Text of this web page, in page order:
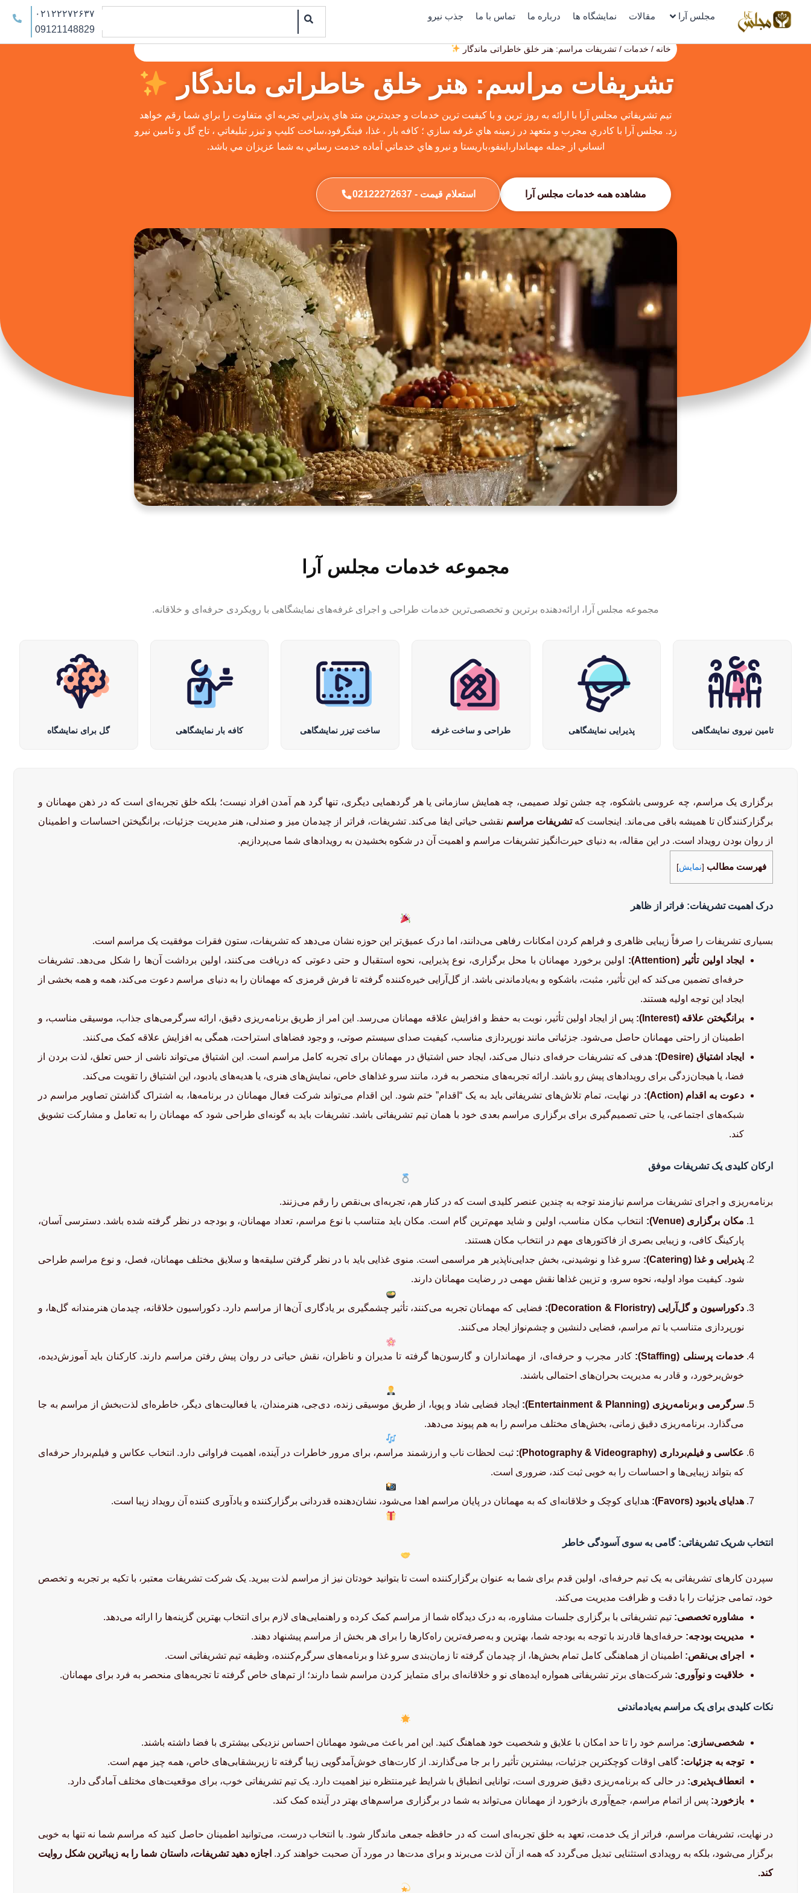
مجلس آرا مقالات نمایشگاه ها درباره ما تماس با ما جذب نیرو
۰۲۱۲۲۲۷۲۶۳۷
09121148829
خانه / خدمات / تشریفات مراسم: هنر خلق خاطراتی ماندگار
تشریفات مراسم: هنر خلق خاطراتی ماندگار
تيم تشريفاتي مجلس آرا با ارائه به روز ترين و با كيفيت ترين خدمات و جديدترين متد هاي پذيرايي تجربه اي متفاوت را براي شما رقم خواهد
زد. مجلس آرا با كادري مجرب و متعهد در زمينه هاي غرفه سازي ؛ كافه بار ، غذا، فينگرفود،ساخت كليپ و تيزر تبليغاتي ، تاج گل و تامين نيرو
انساني از جمله مهماندار،اينفو،باريستا و نيرو هاي خدماتي آماده خدمت رساني به شما عزيزان مي باشد.
مشاهده همه خدمات مجلس آرا استعلام قیمت - 02122272637
مجموعه خدمات مجلس آرا
مجموعه مجلس آرا، ارائه‌دهنده برترین و تخصصی‌ترین خدمات طراحی و اجرای غرفه‌های نمایشگاهی با رویکردی حرفه‌ای و خلاقانه.
تامین نیروی نمایشگاهی پذیرایی نمایشگاهی طراحی و ساخت غرفه ساخت تیزر نمایشگاهی کافه بار نمایشگاهی گل برای نمایشگاه
برگزاری یک مراسم، چه عروسی باشکوه، چه جشن تولد صمیمی، چه همایش سازمانی یا هر گردهمایی دیگری، تنها گرد هم آمدن افراد نیست؛ بلکه خلق تجربه‌ای است که در ذهن مهمانان و
برگزارکنندگان تا همیشه باقی می‌ماند. اینجاست کهتشریفات مراسم نقشی حیاتی ایفا می‌کند. تشریفات، فراتر از چیدمان میز و صندلی، هنر مدیریت جزئیات، برانگیختن احساسات و اطمینان
از روان بودن رویداد است. در این مقاله، به دنیای حیرت‌انگیز تشریفات مراسم و اهمیت آن در شکوه بخشیدن به رویدادهای شما می‌پردازیم.
فهرست مطالب [نمایش]
درک اهمیت تشریفات: فراتر از ظاهر
بسیاری تشریفات را صرفاً زیبایی ظاهری و فراهم کردن امکانات رفاهی می‌دانند، اما درک عمیق‌تر این حوزه نشان می‌دهد که تشریفات، ستون فقرات موفقیت یک مراسم است.
ایجاد اولین تأثیر (Attention):
اولین برخورد مهمانان با محل برگزاری، نوع پذیرایی، نحوه استقبال و حتی دعوتی که دریافت می‌کنند، اولین برداشت آن‌ها را شکل می‌دهد. تشریفات
حرفه‌ای تضمین می‌کند که این تأثیر، مثبت، باشکوه و به‌یادماندنی باشد. از گل‌آرایی خیره‌کننده گرفته تا فرش قرمزی که مهمانان را به دنیای مراسم دعوت می‌کند، همه و همه بخشی از
ایجاد این توجه اولیه هستند.
برانگیختن علاقه (Interest):
پس از ایجاد اولین تأثیر، نوبت به حفظ و افزایش علاقه مهمانان می‌رسد. این امر از طریق برنامه‌ریزی دقیق، ارائه سرگرمی‌های جذاب، موسیقی مناسب، و
اطمینان از راحتی مهمانان حاصل می‌شود. جزئیاتی مانند نورپردازی مناسب، کیفیت صدای سیستم صوتی، و وجود فضاهای استراحت، همگی به افزایش علاقه کمک می‌کنند.
ایجاد اشتیاق (Desire):
هدفی که تشریفات حرفه‌ای دنبال می‌کند، ایجاد حس اشتیاق در مهمانان برای تجربه کامل مراسم است. این اشتیاق می‌تواند ناشی از حس تعلق، لذت بردن از
فضا، یا هیجان‌زدگی برای رویدادهای پیش رو باشد. ارائه تجربه‌های منحصر به فرد، مانند سرو غذاهای خاص، نمایش‌های هنری، یا هدیه‌های یادبود، این اشتیاق را تقویت می‌کند.
دعوت به اقدام (Action):
در نهایت، تمام تلاش‌های تشریفاتی باید به یک “اقدام” ختم شود. این اقدام می‌تواند شرکت فعال مهمانان در برنامه‌ها، به اشتراک گذاشتن تصاویر مراسم در
شبکه‌های اجتماعی، یا حتی تصمیم‌گیری برای برگزاری مراسم بعدی خود با همان تیم تشریفاتی باشد. تشریفات باید به گونه‌ای طراحی شود که مهمانان را به تعامل و مشارکت تشویق
کند.
ارکان کلیدی یک تشریفات موفق
برنامه‌ریزی و اجرای تشریفات مراسم نیازمند توجه به چندین عنصر کلیدی است که در کنار هم، تجربه‌ای بی‌نقص را رقم می‌زنند.
مکان برگزاری (Venue):
انتخاب مکان مناسب، اولین و شاید مهم‌ترین گام است. مکان باید متناسب با نوع مراسم، تعداد مهمانان، و بودجه در نظر گرفته شده باشد. دسترسی آسان،
پارکینگ کافی، و زیبایی بصری از فاکتورهای مهم در انتخاب مکان هستند.
پذیرایی و غذا (Catering):
سرو غذا و نوشیدنی، بخش جدایی‌ناپذیر هر مراسمی است. منوی غذایی باید با در نظر گرفتن سلیقه‌ها و سلایق مختلف مهمانان، فصل، و نوع مراسم طراحی
شود. کیفیت مواد اولیه، نحوه سرو، و تزیین غذاها نقش مهمی در رضایت مهمانان دارند.
دکوراسیون و گل‌آرایی (Decoration & Floristry):
فضایی که مهمانان تجربه می‌کنند، تأثیر چشمگیری بر یادگاری آن‌ها از مراسم دارد. دکوراسیون خلاقانه، چیدمان هنرمندانه گل‌ها، و
نورپردازی متناسب با تم مراسم، فضایی دلنشین و چشم‌نواز ایجاد می‌کنند.
خدمات پرسنلی (Staffing):
کادر مجرب و حرفه‌ای، از مهمانداران و گارسون‌ها گرفته تا مدیران و ناظران، نقش حیاتی در روان پیش رفتن مراسم دارند. کارکنان باید آموزش‌دیده،
خوش‌برخورد، و قادر به مدیریت بحران‌های احتمالی باشند.
سرگرمی و برنامه‌ریزی (Entertainment & Planning):
ایجاد فضایی شاد و پویا، از طریق موسیقی زنده، دی‌جی، هنرمندان، یا فعالیت‌های دیگر، خاطره‌ای لذت‌بخش از مراسم به جا
می‌گذارد. برنامه‌ریزی دقیق زمانی، بخش‌های مختلف مراسم را به هم پیوند می‌دهد.
عکاسی و فیلم‌برداری (Photography & Videography):
ثبت لحظات ناب و ارزشمند مراسم، برای مرور خاطرات در آینده، اهمیت فراوانی دارد. انتخاب عکاس و فیلم‌بردار حرفه‌ای
که بتواند زیبایی‌ها و احساسات را به خوبی ثبت کند، ضروری است.
هدایای یادبود (Favors): هدایای کوچک و خلاقانه‌ای که به مهمانان در پایان مراسم اهدا می‌شود، نشان‌دهنده قدردانی برگزارکننده و یادآوری کننده آن رویداد زیبا است.
انتخاب شریک تشریفاتی: گامی به سوی آسودگی خاطر
سپردن کارهای تشریفاتی به یک تیم حرفه‌ای، اولین قدم برای شما به عنوان برگزارکننده است تا بتوانید خودتان نیز از مراسم لذت ببرید. یک شرکت تشریفات معتبر، با تکیه بر تجربه و تخصص
خود، تمامی جزئیات را با دقت و ظرافت مدیریت می‌کند.
مشاوره تخصصی: تیم تشریفاتی با برگزاری جلسات مشاوره، به درک دیدگاه شما از مراسم کمک کرده و راهنمایی‌های لازم برای انتخاب بهترین گزینه‌ها را ارائه می‌دهد.
مدیریت بودجه: حرفه‌ای‌ها قادرند با توجه به بودجه شما، بهترین و به‌صرفه‌ترین راه‌کارها را برای هر بخش از مراسم پیشنهاد دهند.
اجرای بی‌نقص: اطمینان از هماهنگی کامل تمام بخش‌ها، از چیدمان گرفته تا زمان‌بندی سرو غذا و برنامه‌های سرگرم‌کننده، وظیفه تیم تشریفاتی است.
خلاقیت و نوآوری: شرکت‌های برتر تشریفاتی همواره ایده‌های نو و خلاقانه‌ای برای متمایز کردن مراسم شما دارند؛ از تم‌های خاص گرفته تا تجربه‌های منحصر به فرد برای مهمانان.
نکات کلیدی برای یک مراسم به‌یادماندنی
شخصی‌سازی: مراسم خود را تا حد امکان با علایق و شخصیت خود هماهنگ کنید. این امر باعث می‌شود مهمانان احساس نزدیکی بیشتری با فضا داشته باشند.
توجه به جزئیات: گاهی اوقات کوچکترین جزئیات، بیشترین تأثیر را بر جا می‌گذارند. از کارت‌های خوش‌آمدگویی زیبا گرفته تا زیربشقابی‌های خاص، همه چیز مهم است.
انعطاف‌پذیری: در حالی که برنامه‌ریزی دقیق ضروری است، توانایی انطباق با شرایط غیرمنتظره نیز اهمیت دارد. یک تیم تشریفاتی خوب، برای موقعیت‌های مختلف آمادگی دارد.
بازخورد: پس از اتمام مراسم، جمع‌آوری بازخورد از مهمانان می‌تواند به شما در برگزاری مراسم‌های بهتر در آینده کمک کند.
در نهایت، تشریفات مراسم، فراتر از یک خدمت، تعهد به خلق تجربه‌ای است که در حافظه جمعی ماندگار شود. با انتخاب درست، می‌توانید اطمینان حاصل کنید که مراسم شما نه تنها به خوبی
برگزار می‌شود، بلکه به رویدادی استثنایی تبدیل می‌گردد که همه از آن لذت می‌برند و برای مدت‌ها در مورد آن صحبت خواهند کرد. اجازه دهید تشریفات، داستان شما را به زیباترین شکل روایت
کند.